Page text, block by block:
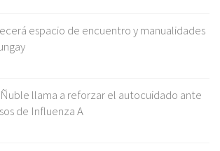
espacio de encuentro y manualidades
llama a reforzar el autocuidado ante
de Influenza A